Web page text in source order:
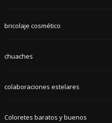
bricolaje cosmético
chuaches
colaboraciones estelares
Coloretes baratos y buenos